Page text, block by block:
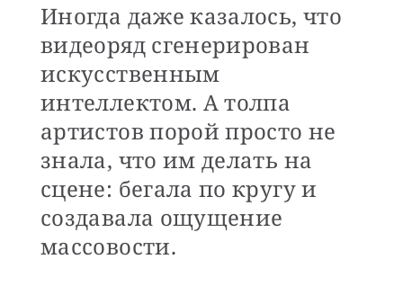
Иногда даже казалось, что
видеоряд сгенерирован
искусственным
интеллектом. А толпа
артистов порой просто не
знала, что им делать на
сцене: бегала по кругу и
создавала ощущение
массовости.